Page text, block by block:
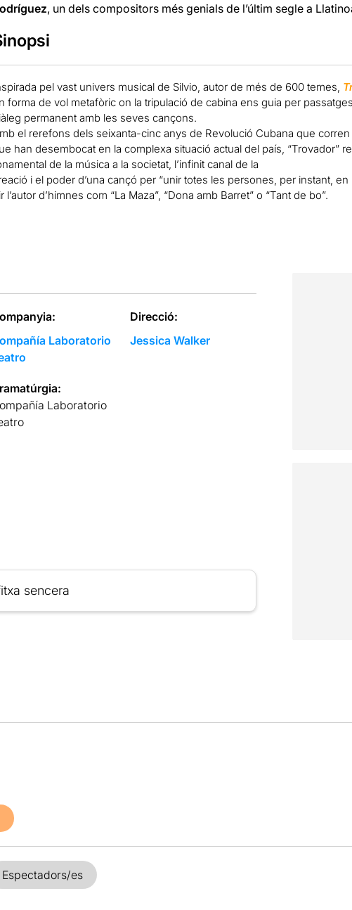
, un dels compositors més genials de l’últim segle a
pel vast univers musical de Silvio, autor de més de 600 temes,
forma de vol metafòric on la tripulació de cabina ens guia per
permanent amb les seves cançons.
el rerefons dels seixanta-cinc anys de Revolució Cubana que corren
han desembocat en la complexa situació actual del país, “Trovador”
de la música a la societat, l’infinit canal de la
i el poder d’una cançó per “unir totes les persones, per instant,
l’autor d’himnes com “La Maza”, “Dona amb Barret” o “Tant de bo”.
Laboratorio
Direcció:
Jessica Walker
Laboratorio
sencera
Espectadors/es